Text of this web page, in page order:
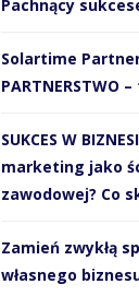
Pachnący
Solartime Partner
PARTNERSTWO
SUKCES W
marketing jako
zawodowej? Co
Zamień zwykłą
własnego